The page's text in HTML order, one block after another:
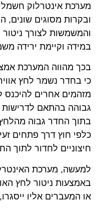
מערכת אינטרלוק
ובקרות מסוגים
והמשמשות לצורך
במידה וקיימת ירידה
בכך מהווה המערכת
כי בחדר נשמר לחץ
מזהמים אחרים להיכנס
גבוהה בהתאם לדרישות
בתוך החדר גבוה מהלחץ
כלפי חוץ דרך פתחים
חיצוניים לחדור לתוך
למעשה, מערכת
באמצעות ניטור לחץ
או המעברים אליו